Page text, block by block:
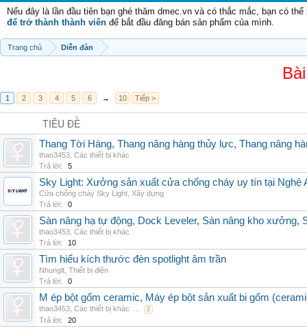
Nếu đây là lần đầu tiên bạn ghé thăm dmec.vn và có thắc mắc, bạn có
để trở thành thành viên để bắt đầu đăng bán sản phẩm của mình.
Trang chủ Diễn đàn
1 2 3 4 5 6 → 10 Tiếp >
TIÊU ĐỀ
Thang Tời Hàng, Thang nâng hàng thủy lực, Thang nâng
thao3453 Các thiết bị khác
Trả lời:
5
Sky Light: Xưởng sản xuất cửa chống cháy uy tín tại Nghệ
Cửa chống cháy Sky Light Xây dựng
Trả lời:
0
Sàn nâng hạ tự động, Dock Leveler, Sàn nâng kho xưởng,
thao3453 Các thiết bị khác
Trả lời:
10
Tìm hiểu kích thước đèn spotlight âm trần
Nhunglt Thiết bị điện
Trả lời:
0
M ép bột gốm ceramic, Máy ép bột sản xuất bi gốm
thao3453 Các thiết bị khác ... 2
Trả lời: 20